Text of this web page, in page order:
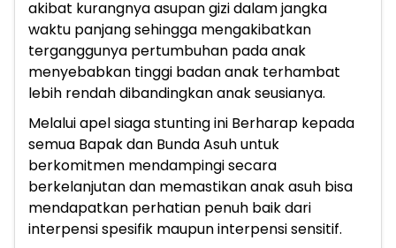
akibat kurangnya asupan gizi dalam jangka
waktu panjang sehingga mengakibatkan
terganggunya pertumbuhan pada anak
menyebabkan tinggi badan anak terhambat
lebih rendah dibandingkan anak seusianya.
Melalui apel siaga stunting ini Berharap kepada
semua Bapak dan Bunda Asuh untuk
berkomitmen mendampingi secara
berkelanjutan dan memastikan anak asuh bisa
mendapatkan perhatian penuh baik dari
interpensi spesifik maupun interpensi sensitif.